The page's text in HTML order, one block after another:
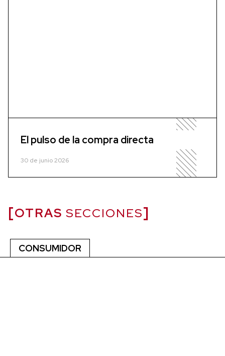
El pulso de la compra directa
30 de junio 2026
OTRAS SECCIONES
CONSUMIDOR